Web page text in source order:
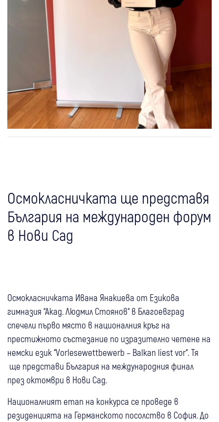
Осмокласничката ще представя
България на международен форум
в Нови Сад
Осмокласничката Ивана Янакиева от Езикова
гимназия “Акад. Людмил Стоянов“ в Благоевград
спечели първо място в националния кръг на
престижното състезание по изразително четене на
немски език “Vorlesewettbewerb – Balkan liest vor“. Тя
ще представи България на международния финал
през октомври в Нови Сад.
Националният етап на конкурса се проведе в
резиденцията на Германското посолство в София. До